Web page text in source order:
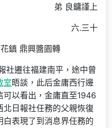
弟 良鏞謹上
六.三十
鎮 鼎興醬園轉
社遷往福建南平，途中曾
室晤談，此后金庸西行邊
以看出，金庸直至1946
日報社任務的父親恢復
表現了到消息界任務的